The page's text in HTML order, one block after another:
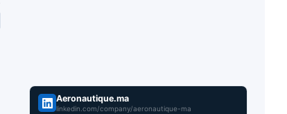
Aeronautique.ma
linkedin.com/company/aeronautique-ma